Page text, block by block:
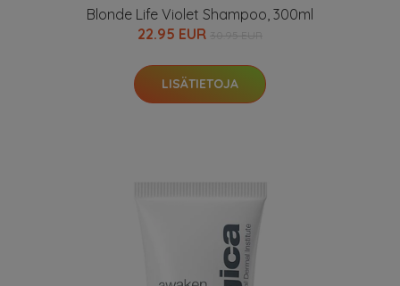
Blonde Life Violet Shampoo, 300ml
22.95 EUR
LISÄTIETOJA